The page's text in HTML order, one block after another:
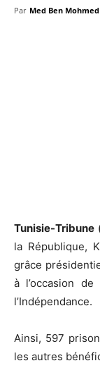
Par Med Ben Mohmed
Tunisie-
la République,
grâce
à l’occasion
l’Indépendance.
Ainsi, 597
les autres